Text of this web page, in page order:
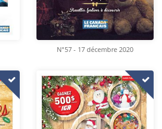
N°57 - 17 décembre 2020